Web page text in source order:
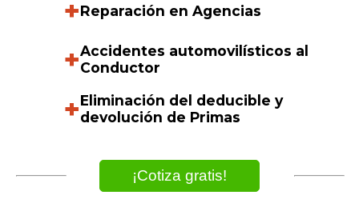
+Reparación en Agencias
+Accidentes automovilísticos al
Conductor
+Eliminación del deducible y
devolución de Primas
¡Cotiza gratis!